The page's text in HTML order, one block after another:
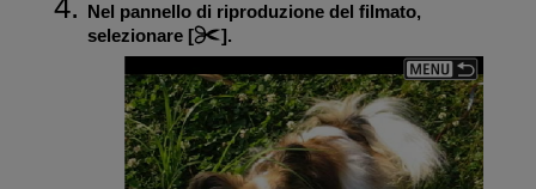
Nel pannello di riproduzione del filmato,
selezionare [
].